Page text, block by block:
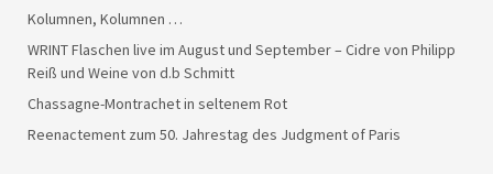
Kolumnen, Kolumnen …
WRINT Flaschen live im August und September – Cidre von Philipp
Reiß und Weine von d.b Schmitt
Chassagne-Montrachet in seltenem Rot
Reenactement zum 50. Jahrestag des Judgment of Paris